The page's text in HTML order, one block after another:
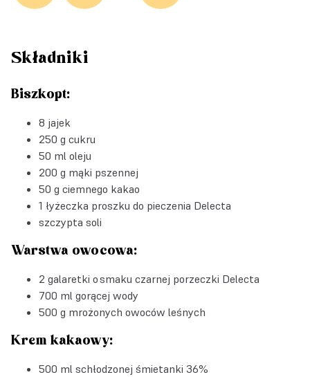
Składniki
Biszkopt:
8 jajek
250 g cukru
50 ml oleju
200 g mąki pszennej
50 g ciemnego kakao
1 łyżeczka proszku do pieczenia Delecta
szczypta soli
Warstwa owocowa:
2 galaretki o smaku czarnej porzeczki Delecta
700 ml gorącej wody
500 g mrożonych owoców leśnych
Krem kakaowy:
500 ml schłodzonej śmietanki 36%